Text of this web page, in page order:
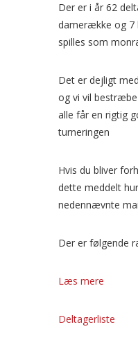
Der er i år 62
damerække og 7
spilles som
Det er dejligt
og vi vil
alle får en rigtig
turneringen
Hvis du bliver
dette meddelt
nedennævnte
Der er følgende
Læs mere
Deltagerliste